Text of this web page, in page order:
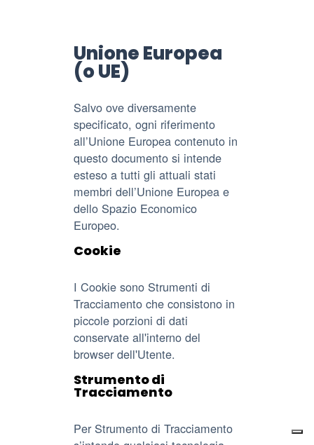
Unione Europea
(o UE)
Salvo ove diversamente
specificato, ogni riferimento
all’Unione Europea contenuto in
questo documento si intende
esteso a tutti gli attuali stati
membri dell’Unione Europea e
dello Spazio Economico
Europeo.
Cookie
I Cookie sono Strumenti di
Tracciamento che consistono in
piccole porzioni di dati
conservate all'interno del
browser dell'Utente.
Strumento di
Tracciamento
Per Strumento di Tracciamento